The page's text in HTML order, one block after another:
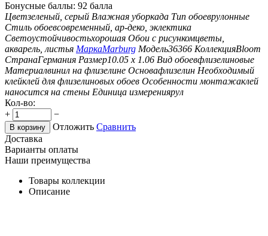
Бонусные баллы: 92 балла
Цветзеленый, серый Влажная уборкада Тип обоеврулонные
Стиль обоевсовременный, ар-деко, эклектика
Светоустойчивостьхорошая Обои с рисункомцветы,
акварель, листья МаркаMarburg Модель36366 КоллекцияBloom
СтранаГермания Размер10.05 х 1.06 Вид обоевфлизелиновые
Материалвинил на флизелине Основафлизелин Необходимый
клейклей для флизелиновых обоев Особенности монтажаклей
наносится на стены Единица измерениярул
Кол-во:
+
−
В корзину Отложить Сравнить
Доставка
Варианты оплаты
Наши преимущества
Товары коллекции
Описание